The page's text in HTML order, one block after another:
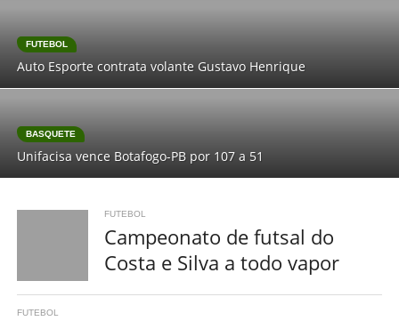
FUTEBOL
Auto Esporte contrata volante Gustavo Henrique
BASQUETE
Unifacisa vence Botafogo-PB por 107 a 51
FUTEBOL
Campeonato de futsal do
Costa e Silva a todo vapor
FUTEBOL